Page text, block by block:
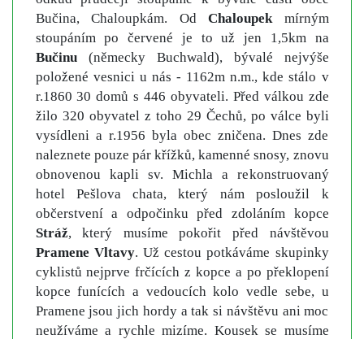
Bučina, Chaloupkám. Od Chaloupek mírným
stoupáním po červené je to už jen 1,5km na
Bučinu(německy Buchwald), bývalé nejvýše
položené vesnici u nás - 1162m n.m., kde stálo v
r.1860 30 domů s 446 obyvateli. Před válkou zde
žilo 320 obyvatel z toho 29 Čechů, po válce byli
vysídleni a r.1956 byla obec zničena. Dnes zde
naleznete pouze pár křížků, kamenné snosy, znovu
obnovenou kapli sv. Michla a rekonstruovaný
hotel Pešlova chata, který nám posloužil k
občerstvení a odpočinku před zdoláním kopce
Stráž, který musíme pokořit před návštěvou
Pramene Vltavy. Už cestou potkáváme skupinky
cyklistů nejprve frčících z kopce a po překlopení
kopce funících a vedoucích kolo vedle sebe, u
Pramene jsou jich hordy a tak si návštěvu ani moc
neužíváme a rychle mizíme. Kousek se musíme